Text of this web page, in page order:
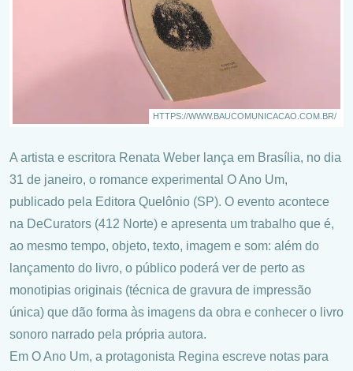
HTTPS://WWW.BAUCOMUNICACAO.COM.BR/
A artista e escritora Renata Weber lança em Brasília, no dia
31 de janeiro, o romance experimental O Ano Um,
publicado pela Editora Quelônio (SP). O evento acontece
na DeCurators (412 Norte) e apresenta um trabalho que é,
ao mesmo tempo, objeto, texto, imagem e som: além do
lançamento do livro, o público poderá ver de perto as
monotipias originais (técnica de gravura de impressão
única) que dão forma às imagens da obra e conhecer o livro
sonoro narrado pela própria autora.
Em O Ano Um, a protagonista Regina escreve notas para